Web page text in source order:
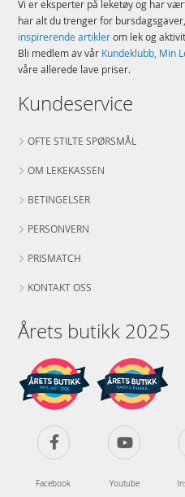
Vi er eksperter på leketøy og har
har alt du trenger for
inspirerende artiklerom lek og
Bli medlem av vår Kundeklubb, Min
våre allerede lave priser.
Kundeservice
OFTE STILTE SPØRSMÅL
OM LEKEKASSEN
BETINGELSER
PERSONVERN
PRISMATCH
KONTAKT OSS
Årets butikk 2025
Facebook Youtube